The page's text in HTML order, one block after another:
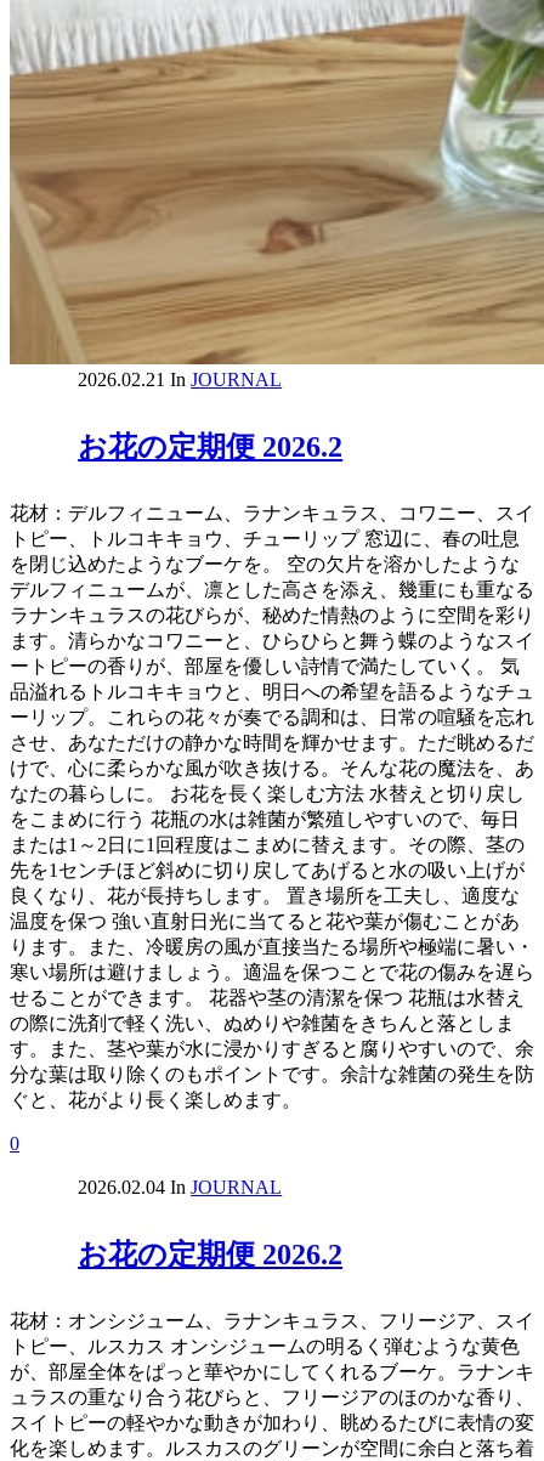
2026.02.21 In JOURNAL
お花の定期便 2026.2
花材：デルフィニューム、ラナンキュラス、コワニー、スイ
トピー、トルコキキョウ、チューリップ 窓辺に、春の吐息
を閉じ込めたようなブーケを。 空の欠片を溶かしたような
デルフィニュームが、凛とした高さを添え、幾重にも重なる
ラナンキュラスの花びらが、秘めた情熱のように空間を彩り
ます。清らかなコワニーと、ひらひらと舞う蝶のようなスイ
ートピーの香りが、部屋を優しい詩情で満たしていく。 気
品溢れるトルコキキョウと、明日への希望を語るようなチュ
ーリップ。これらの花々が奏でる調和は、日常の喧騒を忘れ
させ、あなただけの静かな時間を輝かせます。ただ眺めるだ
けで、心に柔らかな風が吹き抜ける。そんな花の魔法を、あ
なたの暮らしに。 お花を長く楽しむ方法 水替えと切り戻し
をこまめに行う 花瓶の水は雑菌が繁殖しやすいので、毎日
または1～2日に1回程度はこまめに替えます。その際、茎の
先を1センチほど斜めに切り戻してあげると水の吸い上げが
良くなり、花が長持ちします。 置き場所を工夫し、適度な
温度を保つ 強い直射日光に当てると花や葉が傷むことがあ
ります。また、冷暖房の風が直接当たる場所や極端に暑い・
寒い場所は避けましょう。適温を保つことで花の傷みを遅ら
せることができます。 花器や茎の清潔を保つ 花瓶は水替え
の際に洗剤で軽く洗い、ぬめりや雑菌をきちんと落としま
す。また、茎や葉が水に浸かりすぎると腐りやすいので、余
分な葉は取り除くのもポイントです。余計な雑菌の発生を防
ぐと、花がより長く楽しめます。
0
2026.02.04 In JOURNAL
お花の定期便 2026.2
花材：オンシジューム、ラナンキュラス、フリージア、スイ
トピー、ルスカス オンシジュームの明るく弾むような黄色
が、部屋全体をぱっと華やかにしてくれるブーケ。ラナンキ
ュラスの重なり合う花びらと、フリージアのほのかな香り、
スイトピーの軽やかな動きが加わり、眺めるたびに表情の変
化を楽しめます。ルスカスのグリーンが空間に余白と落ち着